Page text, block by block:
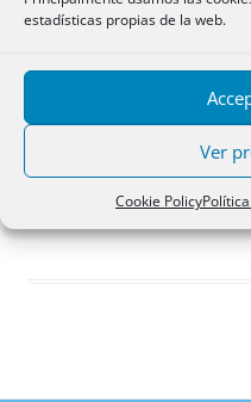
estadísticas propias de la web.
Ver
Cookie Policy
Acceder
Registro
¿Has olvidado tu